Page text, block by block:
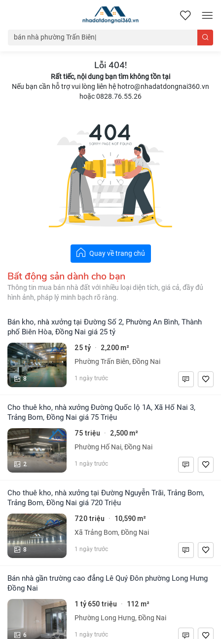
nhadatdongnai360.vn
Lỗi 404!
Rất tiếc, nội dung bạn tìm không tồn tại
Nếu bạn cần hỗ trợ vui lòng liên hệ hotro@nhadatdongnai360.vn
hoặc 0828.76.55.26
Quay về trang chủ
Bất động sản dành cho bạn
Thông tin mua bán nhà đất với nhiều loại diện tích, giá cả, đầy đủ
hình ảnh, pháp lý minh bạch rõ ràng.
Bán kho, nhà xưởng tại Đường Số 2, Phường An Bình, Thành
phố Biên Hòa, Đồng Nai giá 25 tỷ
8
25 tỷ · 2,200 m²
Phường Trấn Biên, Đồng Nai
1 ngày trước
Cho thuê kho, nhà xưởng Đường Quốc lộ 1A, Xã Hố Nai 3,
Trảng Bom, Đồng Nai giá 75 Triệu
2
75 triệu · 2,500 m²
Phường Hố Nai, Đồng Nai
1 ngày trước
Cho thuê kho, nhà xưởng tại Đường Nguyễn Trãi, Trảng Bom,
Trảng Bom, Đồng Nai giá 720 Triệu
8
720 triệu · 10,590 m²
Xã Trảng Bom, Đồng Nai
1 ngày trước
Bán nhà gần trường cao đẳng Lê Quý Đôn phường Long Hưng
Đồng Nai
6
1 tỷ 650 triệu · 112 m²
Phường Long Hưng, Đồng Nai
1 ngày trước